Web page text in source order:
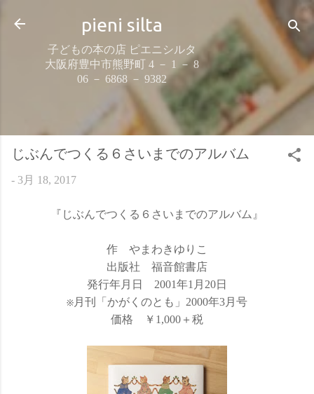
スキップしてメイン コンテンツに移動
pieni silta
子どもの本の店 ピエニシルタ
大阪府豊中市熊野町 4 － 1 － 8
06 － 6868 － 9382
じぶんでつくる６さいまでのアルバム
- 3月 18, 2017
『じぶんでつくる６さいまでのアルバム』
作 やまわきゆりこ
出版社 福音館書店
発行年月日 2001年1月20日
※月刊「かがくのとも」2000年3月号
価格 ￥1,000＋税